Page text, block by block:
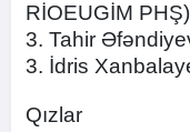
RİOEUGİM PHŞ)
3. Tahir
3. İdris
Qızlar